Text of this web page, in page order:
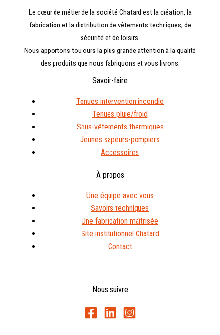
Le cœur de métier de la société Chatard est la création, la
fabrication et la distribution de vêtements techniques, de
sécurité et de loisirs.
Nous apportons toujours la plus grande attention à la qualité
des produits que nous fabriquons et vous livrons.
Savoir-faire
Tenues intervention incendie
Tenues pluie/froid
Sous-vêtements thermiques
Jeunes sapeurs-pompiers
Accessoires
À propos
Une équipe avec vous
Savoirs techniques
Une fabrication maîtrisée
Site institutionnel Chatard
Contact
Nous suivre